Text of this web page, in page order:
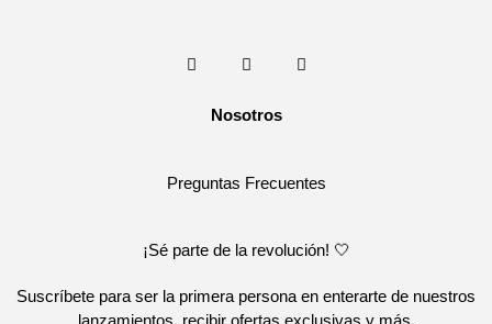
Nosotros
Preguntas Frecuentes
¡Sé parte de la revolución! 🤍
Suscríbete para ser la primera persona en enterarte de nuestros
lanzamientos, recibir ofertas exclusivas y más.